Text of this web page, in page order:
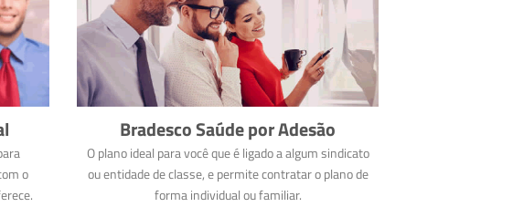
o
Bradesco Saúde por Adesão
O plano ideal para você que é ligado a algum sindicato
ou entidade de classe, e permite contratar o plano de
forma individual ou familiar.